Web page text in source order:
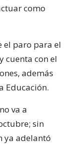
como
el paro para el
cuenta con el
además
Educación.
va a
sin
ya adelantó